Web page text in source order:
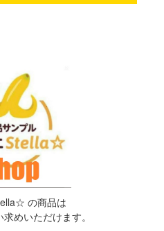
の商品は
めいただけます。